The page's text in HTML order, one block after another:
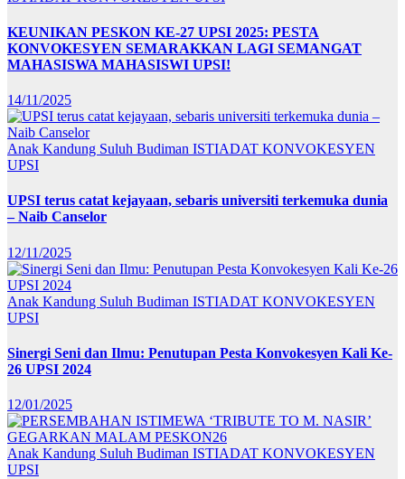
KEUNIKAN PESKON KE-27 UPSI 2025: PESTA
KONVOKESYEN SEMARAKKAN LAGI SEMANGAT
MAHASISWA MAHASISWI UPSI!
14/11/2025
Anak Kandung Suluh Budiman ISTIADAT KONVOKESYEN
UPSI
UPSI terus catat kejayaan, sebaris universiti terkemuka dunia
– Naib Canselor
12/11/2025
Anak Kandung Suluh Budiman ISTIADAT KONVOKESYEN
UPSI
Sinergi Seni dan Ilmu: Penutupan Pesta Konvokesyen Kali Ke-
26 UPSI 2024
12/01/2025
Anak Kandung Suluh Budiman ISTIADAT KONVOKESYEN
UPSI